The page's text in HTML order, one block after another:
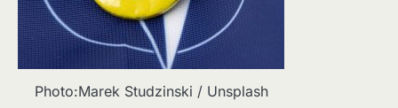
Photo:Marek Studzinski / Unsplash